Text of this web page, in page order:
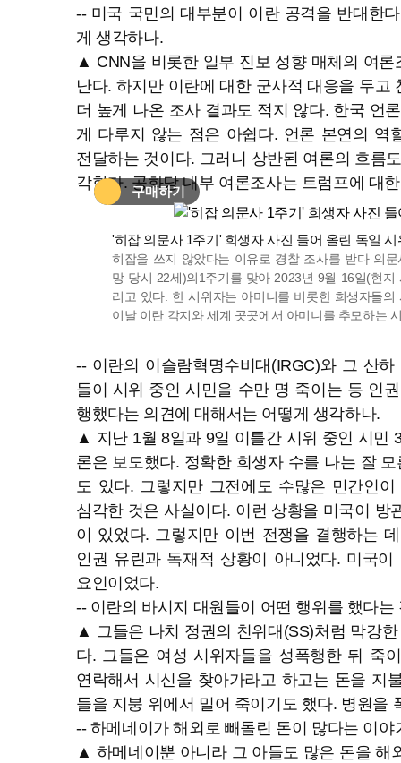
-- 미국 국민의 대부분이 이란 공격을 반대한
게 생각하나.
▲ CNN을 비롯한 일부 진보 성향 매체의 여론
난다. 하지만 이란에 대한 군사적 대응을 두고
더 높게 나온 조사 결과도 적지 않다. 한국 언
게 다루지 않는 점은 아쉽다. 언론 본연의 역
전달하는 것이다. 그러니 상반된 여론의 흐름
각한다. 공화당 내부 여론조사는 트럼프에 대
구매하기
'히잡 의문사 1주기' 희생자 사진 들어 올린 독일 시
히잡을 쓰지 않았다는 이유로 경찰 조사를 받다 의
망 당시 22세)의1주기를 맞아 2023년 9월 16일(현
리고 있다. 한 시위자는 아미니를 비롯한 희생자들
이날 이란 각지와 세계 곳곳에서 아미니를 추모하는
-- 이란의 이슬람혁명수비대(IRGC)와 그 산
들이 시위 중인 시민을 수만 명 죽이는 등 인
행했다는 의견에 대해서는 어떻게 생각하나.
▲ 지난 1월 8일과 9일 이틀간 시위 중인 시민
론은 보도했다. 정확한 희생자 수를 나는 잘
도 있다. 그렇지만 그전에도 수많은 민간인
심각한 것은 사실이다. 이런 상황을 미국이 방
이 있었다. 그렇지만 이번 전쟁을 결행하는
인권 유린과 독재적 상황이 아니었다. 미국
요인이었다.
-- 이란의 바시지 대원들이 어떤 행위를 했다는
▲ 그들은 나치 정권의 친위대(SS)처럼 막강
다. 그들은 여성 시위자들을 성폭행한 뒤 죽
연락해서 시신을 찾아가라고 하고는 돈을 지
들을 지붕 위에서 밀어 죽이기도 했다. 병원을
-- 하메네이가 해외로 빼돌린 돈이 많다는 이야
▲ 하메네이뿐 아니라 그 아들도 많은 돈을 해